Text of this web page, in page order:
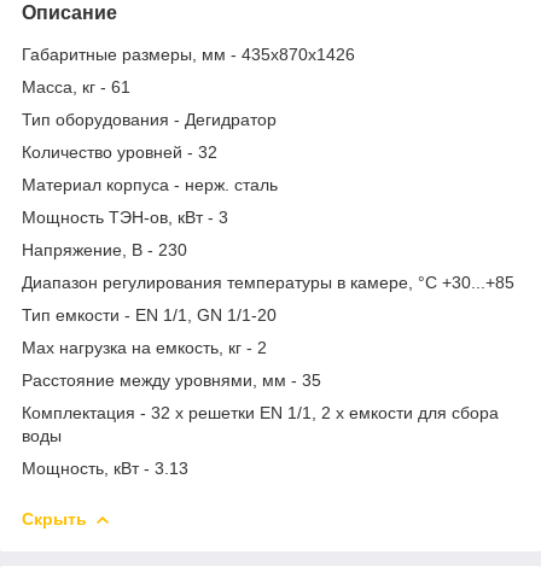
Описание
Габаритные размеры, мм - 435х870х1426
Масса, кг - 61
Тип оборудования - Дегидратор
Количество уровней - 32
Материал корпуса - нерж. сталь
Мощность ТЭН-ов, кВт - 3
Напряжение, В - 230
Диапазон регулирования температуры в камере, °C +30...+85
Тип емкости - EN 1/1, GN 1/1-20
Max нагрузка на емкость, кг - 2
Расстояние между уровнями, мм - 35
Комплектация - 32 х решетки EN 1/1, 2 х емкости для сбора
воды
Мощность, кВт - 3.13
Скрыть